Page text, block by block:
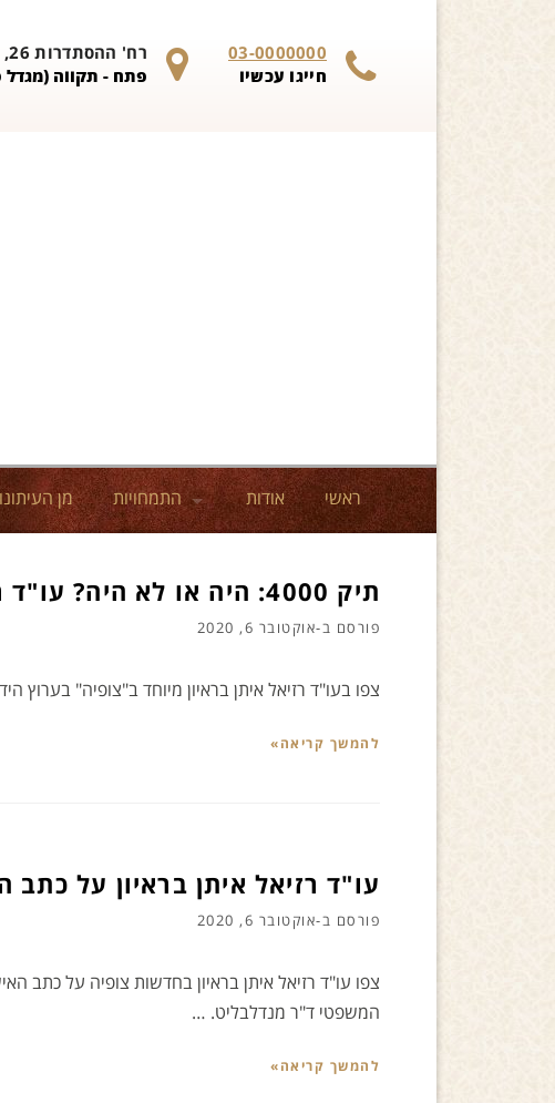
רח' ההסתדרות 26,
פתח - תקווה (מגדל
03-0000000
חייגו עכשיו
ראשי אודות התמחויות מן
תיק 4000: היה או לא היה? עו"ד רזיאל איתן בראיון
פורסם ב-אוקטובר 6, 2020
צפו בעו"ד רזיאל איתן בראיון מיוחד ב"צופיה" בערוץ הידברות על תיק 4000 ועל
להמשך קריאה»
עו"ד רזיאל איתן בראיון על כתב
פורסם ב-אוקטובר 6, 2020
צפו עו"ד רזיאל איתן בראיון בחדשות צופיה על כתב
המשפטי ד"ר מנדלבליט. …
להמשך קריאה»